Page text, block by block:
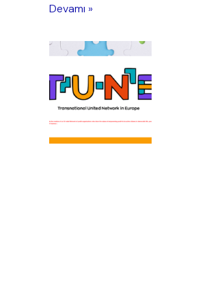
Devamı »